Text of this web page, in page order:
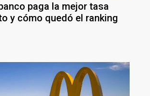
paga la mejor tasa
y cómo quedó el ranking